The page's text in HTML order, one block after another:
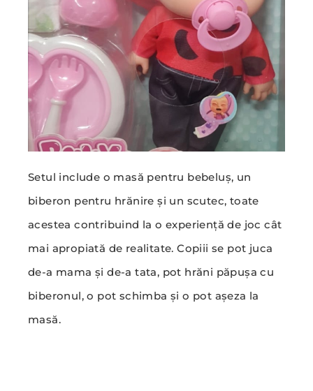
Setul include o masă pentru bebeluș, un
biberon pentru hrănire și un scutec, toate
acestea contribuind la o experiență de joc cât
mai apropiată de realitate. Copiii se pot juca
de-a mama și de-a tata, pot hrăni păpușa cu
biberonul, o pot schimba și o pot așeza la
masă.